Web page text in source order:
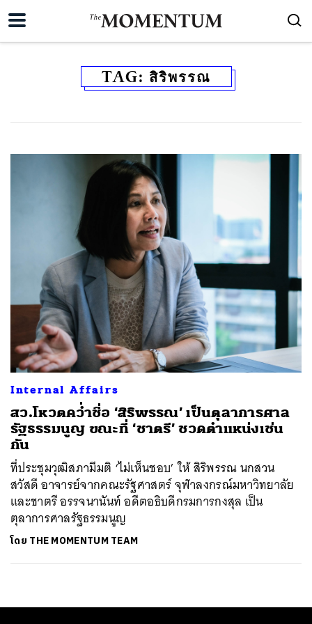
TAG: สิริพรรณ
Internal Affairs
สว.โหวตคว่ำชื่อ ‘สิริพรรณ’ เป็นตุลาการศาล
รัฐธรรมนูญ ขณะที่ ‘ชาตรี’ ชวดตำแหน่งเช่น
กัน
ที่ประชุมวุฒิสภามีมติ ‘ไม่เห็นชอบ’ ให้ สิริพรรณ นกสวน
สวัสดี อาจารย์จากคณะรัฐศาสตร์ จุฬาลงกรณ์มหาวิทยาลัย
และชาตรี อรรจนานันท์ อดีตอธิบดีกรมการกงสุล เป็น
ตุลาการศาลรัฐธรรมนูญ
โดย THE MOMENTUM TEAM
ค้นหา
SHARE TWEET LINE EMAIL